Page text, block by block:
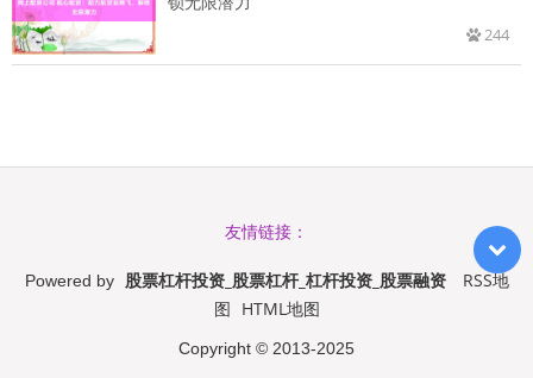
244
友情链接：
Powered by 股票杠杆投资_股票杠杆_杠杆投资_股票融资
RSS地
图 HTML地图
Copyright © 2013-2025